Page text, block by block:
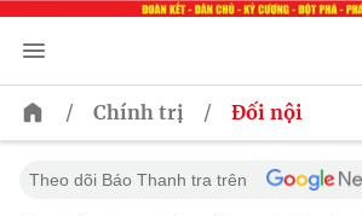
/ Chính trị / Đối nội
Theo dõi Báo Thanh tra trên